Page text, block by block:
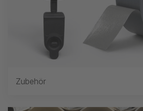
Zubehör